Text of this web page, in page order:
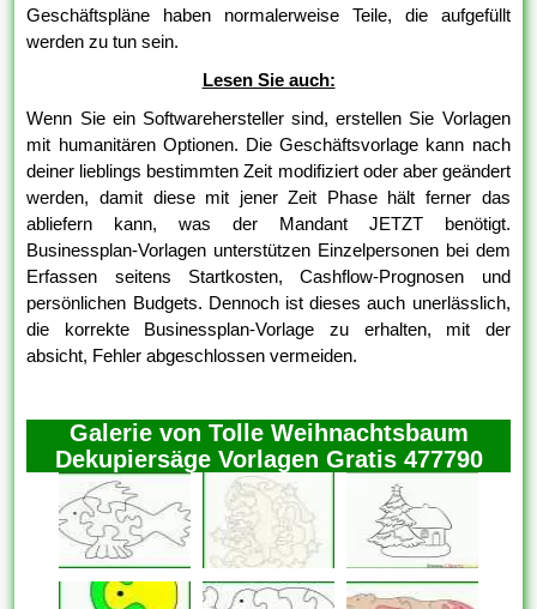
Geschäftspläne haben normalerweise Teile, die aufgefüllt
werden zu tun sein.
Lesen Sie auch:
Wenn Sie ein Softwarehersteller sind, erstellen Sie Vorlagen
mit humanitären Optionen. Die Geschäftsvorlage kann nach
deiner lieblings bestimmten Zeit modifiziert oder aber geändert
werden, damit diese mit jener Zeit Phase hält ferner das
abliefern kann, was der Mandant JETZT benötigt.
Businessplan-Vorlagen unterstützen Einzelpersonen bei dem
Erfassen seitens Startkosten, Cashflow-Prognosen und
persönlichen Budgets. Dennoch ist dieses auch unerlässlich,
die korrekte Businessplan-Vorlage zu erhalten, mit der
absicht, Fehler abgeschlossen vermeiden.
Galerie von Tolle Weihnachtsbaum
Dekupiersäge Vorlagen Gratis 477790